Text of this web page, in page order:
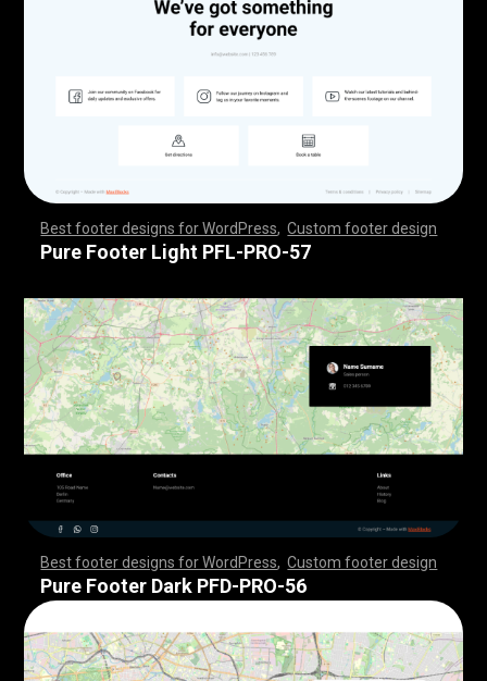
Best footer designs for WordPress ,Custom footer design
,,,,,,,,,,,,,,,,,,,,,,,,,,,,,,,,,,,,, ,,,,,,,,,,,,,,,,,,,,,,,,
,,,,,,,,,,,,,,,,,,,,,,,,,,,,,,,,,,,,, ,,,,,,,,,,,,,,,,,,,,,,,,
,,,,,,,,
Pure Footer Light PFL-PRO-57
Best footer designs for WordPress ,Custom footer design
,,,,,,,,,,,,,,,,,,,,,,,,,,,,,,,,,,,,, ,,,,,,,,,,,,,,,,,,,,,,,,
,,,,,,,,,,,,,,,,,,,,,,,,,,,,,,,,,,,,, ,,,,,,,,,,,,,,,,,,,,,,,,
,,,,,,,,
Pure Footer Dark PFD-PRO-56